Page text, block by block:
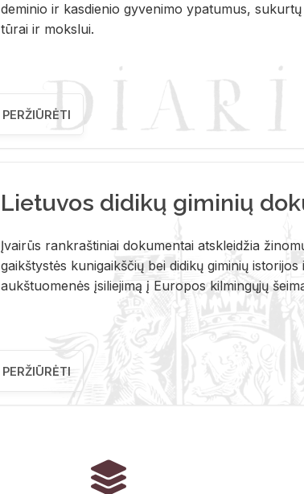
de­mi­nio ir kas­die­nio gy­ve­ni­mo ypa­tu­mus,
tū­rai ir moks­lui.
PERŽIŪRĖTI
Lietuvos didikų giminių
Įvai­rūs rank­raš­ti­niai do­ku­men­tai at­sklei­džia
gaikš­tys­tės ku­ni­gaikš­čių bei di­di­kų gi­mi­nių
aukš­tuo­me­nės įsi­lie­ji­mą į Eu­ro­pos kil­min­gų­jų
PERŽIŪRĖTI